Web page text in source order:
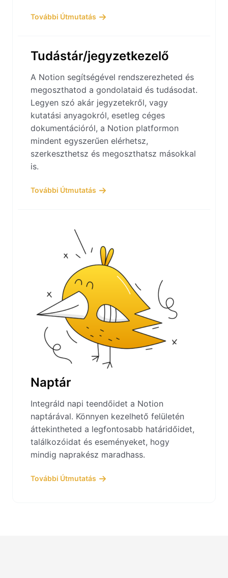
További Útmutatás
Tudástár/jegyzetkezelő
A Notion segítségével rendszerezheted és
megoszthatod a gondolataid és tudásodat.
Legyen szó akár jegyzetekről, vagy
kutatási anyagokról, esetleg céges
dokumentációról, a Notion platformon
mindent egyszerűen elérhetsz,
szerkeszthetsz és megoszthatsz másokkal
is.
További Útmutatás
Naptár
Integráld napi teendőidet a Notion
naptárával. Könnyen kezelhető felületén
áttekintheted a legfontosabb határidőidet,
találkozóidat és eseményeket, hogy
mindig naprakész maradhass.
További Útmutatás